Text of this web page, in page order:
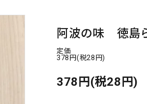
阿波の味 徳島
定価
378円(税28円)
378円(税28円)